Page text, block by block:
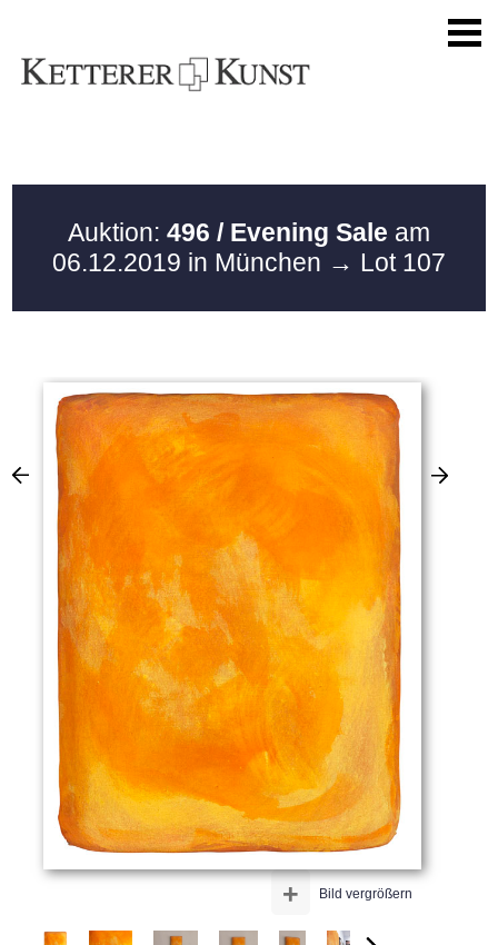
Auktion: 496 / Evening Sale am
06.12.2019 in München → Lot 107
Bild vergrößern
+